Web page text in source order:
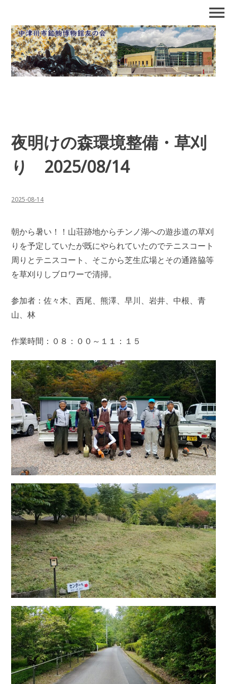
中津川市鉱物博物館友の会
石の博物館で自然となかよくなろう！
menu
夜明けの森環境整備・草刈
り 2025/08/14
2025-08-14
朝から暑い！！山荘跡地からチンノ湖への遊歩道の草刈
りを予定していたが既にやられていたのでテニスコート
周りとテニスコート、そこから芝生広場とその通路脇等
を草刈りしブロワーで清掃。
参加者：佐々木、西尾、熊澤、早川、岩井、中根、青
山、林
作業時間：０８：００～１１：１５